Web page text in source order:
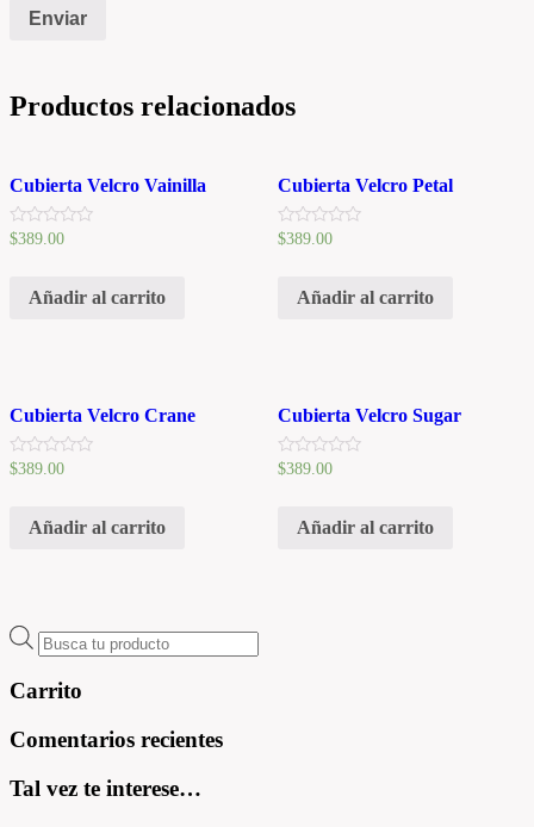
Productos relacionados
Cubierta Velcro Vainilla
V
d
e
5
$389.00
Añadir al carrito
Cubierta Velcro Petal
V
d
e
5
$389.00
Añadir al carrito
Cubierta Velcro Crane
V
0
d
$389.00
Añadir al carrito
Cubierta Velcro Sugar
V
$389.00
Añadir al carrito
Búsqueda
de
productos
Carrito
Comentarios recientes
Tal vez te interese…